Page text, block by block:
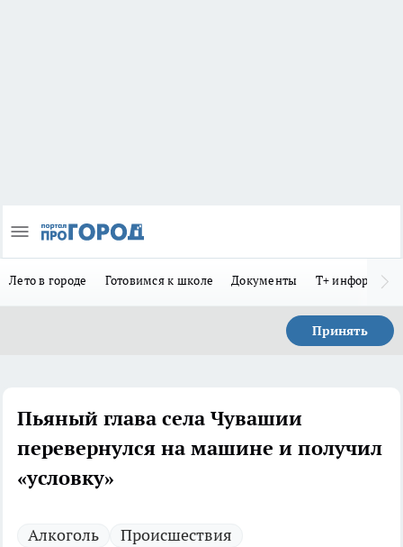
Лето в городе Готовимся к школе Документы Т+
Принять
Пьяный глава села Чувашии
перевернулся на машине и получил
«условку»
Алкоголь Происшествия